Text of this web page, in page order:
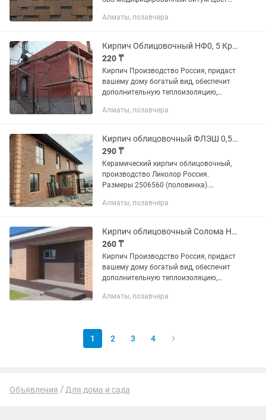
Алматы, позавчера
Кирпич Облицовочный НФ0, 5 Красный
220 ₸
Кирпич Производство Россия, придаст
вашему дому богатый вид, обеспечит
дополнительную теплоизоляцию,
дома. Размеры: 2506065 М250 Так же
Алматы, позавчера
Кирпич облицовочный ФЛЭШ 0,5нф Ликолор
290 ₸
Керамический кирпич облицовочный,
производство Ликолор Россия.
Размеры 2506560 (половинка).
колонн, каминов, дымовых труб. Так же
Алматы, позавчера
Кирпич облицовочный Солома НФ 0, 5
260 ₸
Кирпич Производство Россия, придаст
вашему дому богатый вид, обеспечит
дополнительную теплоизоляцию,
дома. Размеры: 2506065 М250 Так же
Алматы, позавчера
1 2 3 4
Объявления Для дома и сада